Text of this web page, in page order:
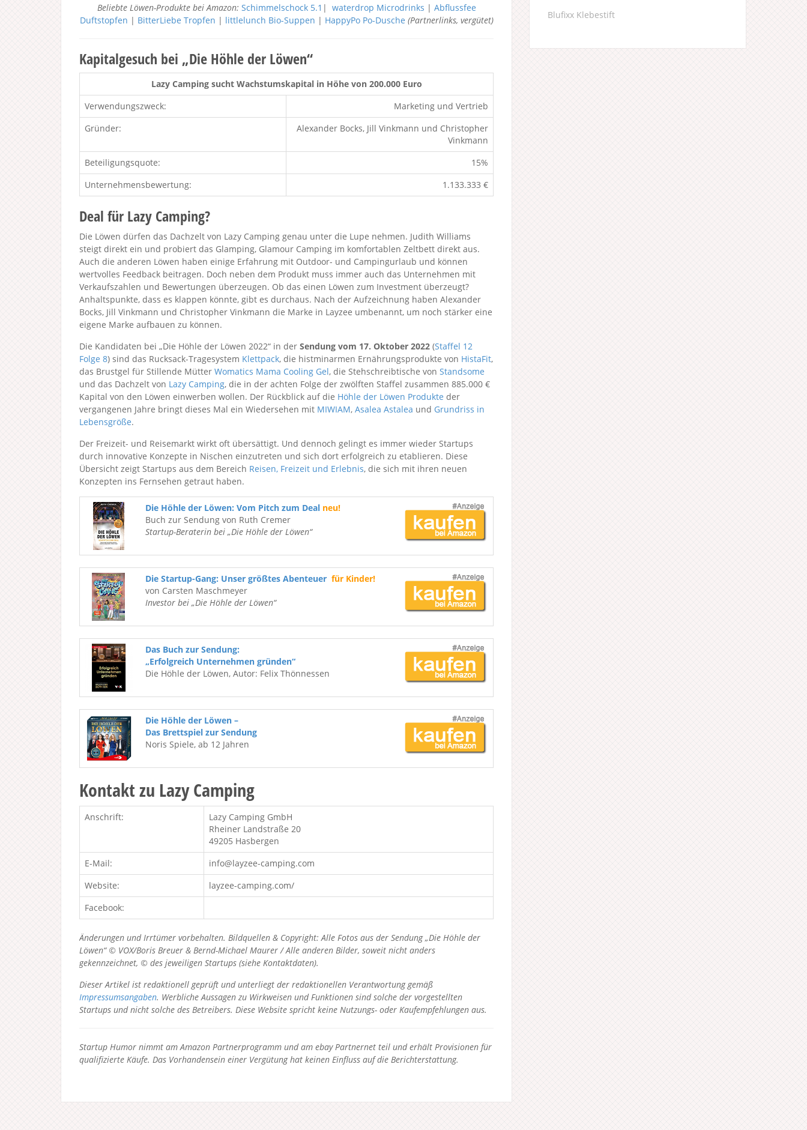
Beliebte Löwen-Produkte bei Amazon: Schimmelschock 5.1 | waterdrop Microdrinks | Abflussfee
Duftstopfen | BitterLiebe Tropfen | littlelunch Bio-Suppen | HappyPo Po-Dusche (Partnerlinks, vergütet)
Kapitalgesuch bei „Die Höhle der Löwen“
Lazy Camping sucht Wachstumskapital in Höhe von 200.000 Euro
Verwendungszweck:
Marketing und Vertrieb
Gründer:
Alexander Bocks, Jill Vinkmann und Christopher
Vinkmann
Beteiligungsquote:
15%
Unternehmensbewertung:
1.133.333 €
Deal für Lazy Camping?
Die Löwen dürfen das Dachzelt von Lazy Camping genau unter die Lupe nehmen. Judith Williams
steigt direkt ein und probiert das Glamping, Glamour Camping im komfortablen Zeltbett direkt aus.
Auch die anderen Löwen haben einige Erfahrung mit Outdoor- und Campingurlaub und können
wertvolles Feedback beitragen. Doch neben dem Produkt muss immer auch das Unternehmen mit
Verkaufszahlen und Bewertungen überzeugen. Ob das einen Löwen zum Investment überzeugt?
Anhaltspunkte, dass es klappen könnte, gibt es durchaus. Nach der Aufzeichnung haben Alexander
Bocks, Jill Vinkmann und Christopher Vinkmann die Marke in Layzee umbenannt, um noch stärker eine
eigene Marke aufbauen zu können.
Die Kandidaten bei „Die Höhle der Löwen 2022“ in der Sendung vom 17. Oktober 2022 (Staffel 12
Folge 8) sind das Rucksack-Tragesystem Klettpack, die histminarmen Ernährungsprodukte von HistaFit,
das Brustgel für Stillende Mütter Womatics Mama Cooling Gel, die Stehschreibtische von Standsome
und das Dachzelt von Lazy Camping, die in der achten Folge der zwölften Staffel zusammen 885.000 €
Kapital von den Löwen einwerben wollen. Der Rückblick auf die Höhle der Löwen Produkte der
vergangenen Jahre bringt dieses Mal ein Wiedersehen mit MIWIAM, Asalea Astalea und Grundriss in
Lebensgröße.
Der Freizeit- und Reisemarkt wirkt oft übersättigt. Und dennoch gelingt es immer wieder Startups
durch innovative Konzepte in Nischen einzutreten und sich dort erfolgreich zu etablieren. Diese
Übersicht zeigt Startups aus dem Bereich Reisen, Freizeit und Erlebnis, die sich mit ihren neuen
Konzepten ins Fernsehen getraut haben.
Die Höhle der Löwen: Vom Pitch zum Deal neu!
Buch zur Sendung von Ruth Cremer
Startup-Beraterin bei „Die Höhle der Löwen“
Die Startup-Gang: Unser größtes Abenteuer für Kinder!
von Carsten Maschmeyer
Investor bei „Die Höhle der Löwen“
Das Buch zur Sendung:
„Erfolgreich Unternehmen gründen“
Die Höhle der Löwen, Autor: Felix Thönnessen
Die Höhle der Löwen –
Das Brettspiel zur Sendung
Noris Spiele, ab 12 Jahren
Kontakt zu Lazy Camping
Anschrift:
Lazy Camping GmbH
Rheiner Landstraße 20
49205 Hasbergen
E-Mail:
info@layzee-camping.com
Website:
layzee-camping.com/
Facebook:
Änderungen und Irrtümer vorbehalten. Bildquellen & Copyright: Alle Fotos aus der Sendung „Die Höhle der
Löwen“ © VOX/Boris Breuer & Bernd-Michael Maurer / Alle anderen Bilder, soweit nicht anders
gekennzeichnet, © des jeweiligen Startups (siehe Kontaktdaten).
Dieser Artikel ist redaktionell geprüft und unterliegt der redaktionellen Verantwortung gemäß
Impressumsangaben. Werbliche Aussagen zu Wirkweisen und Funktionen sind solche der vorgestellten
Startups und nicht solche des Betreibers. Diese Website spricht keine Nutzungs- oder Kaufempfehlungen aus.
Startup Humor nimmt am Amazon Partnerprogramm und am ebay Partnernet teil und erhält Provisionen für
qualifizierte Käufe. Das Vorhandensein einer Vergütung hat keinen Einfluss auf die Berichterstattung.
Blufixx Klebestift